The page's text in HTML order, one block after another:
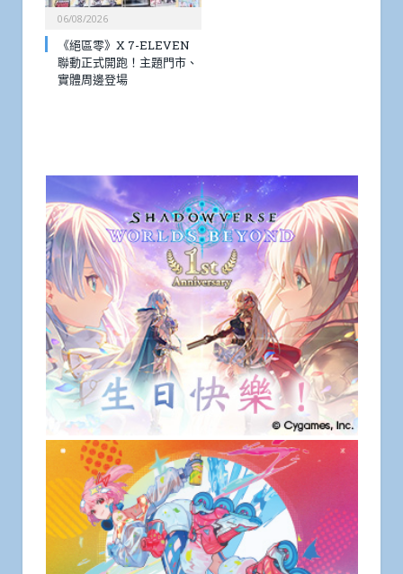
06/08/2026
《絕區零》X 7-ELEVEN
聯動正式開跑！主題門市、
實體周邊登場